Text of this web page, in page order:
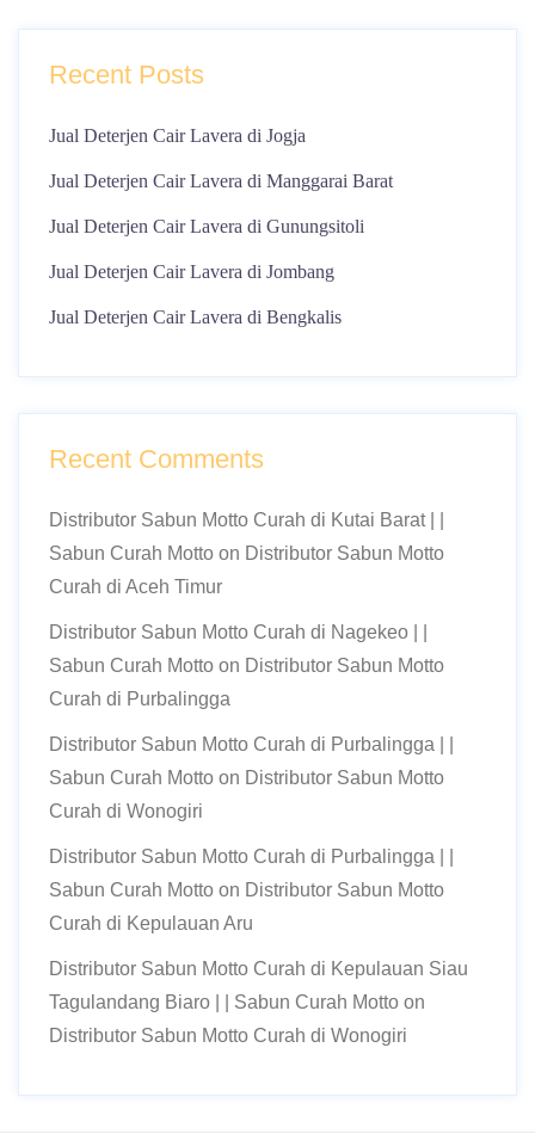
Recent Posts
Jual Deterjen Cair Lavera di Jogja
Jual Deterjen Cair Lavera di Manggarai Barat
Jual Deterjen Cair Lavera di Gunungsitoli
Jual Deterjen Cair Lavera di Jombang
Jual Deterjen Cair Lavera di Bengkalis
Recent Comments
Distributor Sabun Motto Curah di Kutai Barat | |
Sabun Curah Motto on Distributor Sabun Motto
Curah di Aceh Timur
Distributor Sabun Motto Curah di Nagekeo | |
Sabun Curah Motto on Distributor Sabun Motto
Curah di Purbalingga
Distributor Sabun Motto Curah di Purbalingga | |
Sabun Curah Motto on Distributor Sabun Motto
Curah di Wonogiri
Distributor Sabun Motto Curah di Purbalingga | |
Sabun Curah Motto on Distributor Sabun Motto
Curah di Kepulauan Aru
Distributor Sabun Motto Curah di Kepulauan Siau
Tagulandang Biaro | | Sabun Curah Motto on
Distributor Sabun Motto Curah di Wonogiri